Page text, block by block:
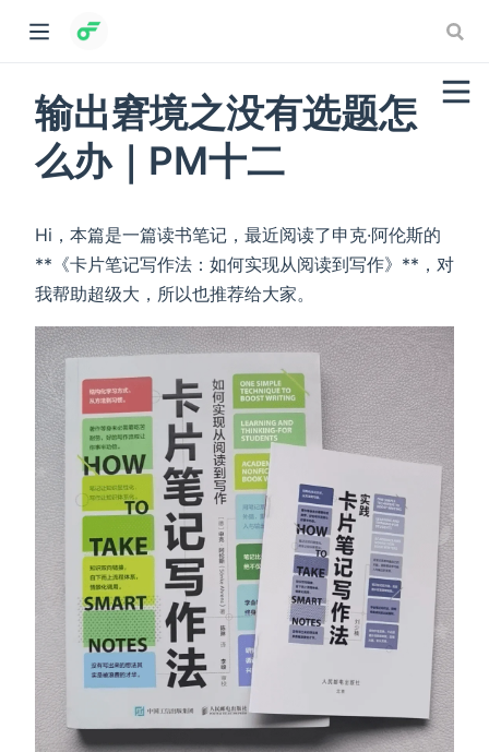
输出窘境之没有选题怎
么办｜PM十二
Hi，本篇是一篇读书笔记，最近阅读了申克·阿伦斯的
**《卡片笔记写作法：如何实现从阅读到写作》**，对
我帮助超级大，所以也推荐给大家。